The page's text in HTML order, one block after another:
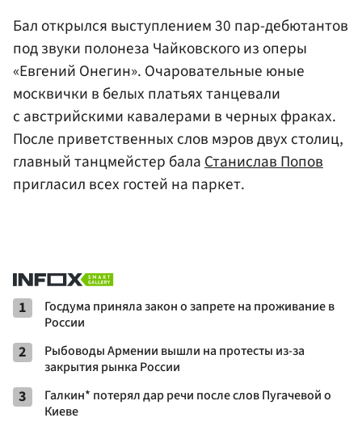
Бал открылся выступлением 30 пар-дебютантов
под звуки полонеза Чайковского из оперы
«Евгений Онегин». Очаровательные юные
москвички в белых платьях танцевали
с австрийскими кавалерами в черных фраках.
После приветственных слов мэров двух столиц,
главный танцмейстер бала Станислав Попов
пригласил всех гостей на паркет.
1
Госдума приняла закон о запрете на проживание в
России
2
Рыбоводы Армении вышли на протесты из-за
закрытия рынка России
3
Галкин* потерял дар речи после слов Пугачевой о
Киеве